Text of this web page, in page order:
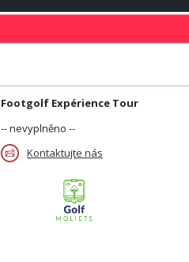
Footgolf Expérience Tour
-- nevyplněno --
Kontaktujte nás